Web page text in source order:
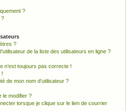
?
?
?
de la liste des utilisateurs en ligne ?
n’est toujours pas correcte !
!
de mon nom d’utilisateur ?
le modifier ?
lorsque je clique sur le lien de courrier